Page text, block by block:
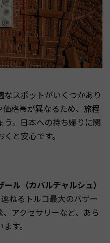
なスポットがいくつかあり
格帯が異なるため、旅程
う。日本への持ち帰りに関
と安心です。
ル（カパルチャルシュ）
ねるトルコ最大のバザー
アクセサリーなど、あら
す。